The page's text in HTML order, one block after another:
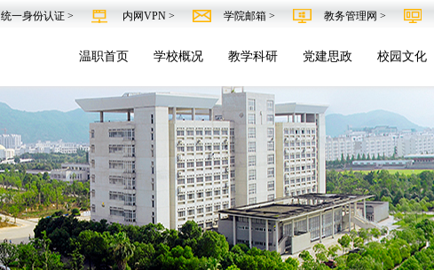
统一身份认证 > 内网VPN > 学院邮箱 > 教务管理网 >
温职首页 学校概况 教学科研 党建思政 校园文化